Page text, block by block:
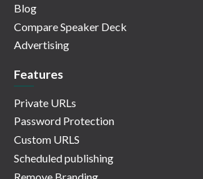
Blog
Compare Speaker Deck
Advertising
Features
Private URLs
Password Protection
Custom URLS
Scheduled publishing